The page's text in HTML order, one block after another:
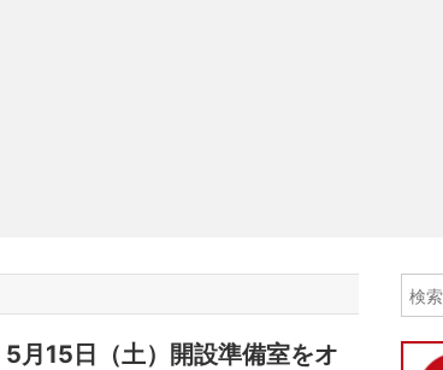
月15日（土）開設準備室をオ